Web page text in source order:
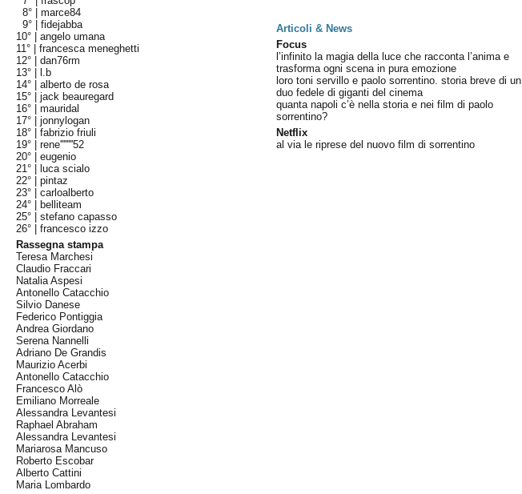
8° |marce84
9° |fidejabba
10° |angelo umana
11° |francesca meneghetti
12° |dan76rm
13° |
l.b
14° |alberto de rosa
15° |jack beauregard
16° |mauridal
17° |jonnylogan
18° |fabrizio friuli
19° |rene''''''''52
20° |eugenio
21° |
luca scialo
22° |pintaz
23° |carloalberto
24° |
belliteam
25° |stefano capasso
26° |francesco izzo
Rassegna stampa
Teresa Marchesi
Claudio Fraccari
Natalia Aspesi
Antonello Catacchio
Silvio Danese
Federico Pontiggia
Andrea Giordano
Serena Nannelli
Adriano De Grandis
Maurizio Acerbi
Antonello Catacchio
Francesco Alò
Emiliano Morreale
Alessandra Levantesi
Raphael Abraham
Alessandra Levantesi
Mariarosa Mancuso
Roberto Escobar
Alberto Cattini
Maria Lombardo
Articoli & News
Focus
l’infinito la magia della luce che racconta l’anima e
trasforma ogni scena in pura emozione
loro toni servillo e paolo sorrentino. storia breve di un
duo fedele di giganti del cinema
quanta napoli c’è nella storia e nei film di paolo
sorrentino?
Netflix
al via le riprese del nuovo film di sorrentino